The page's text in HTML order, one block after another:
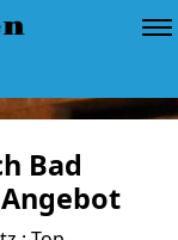
Bad